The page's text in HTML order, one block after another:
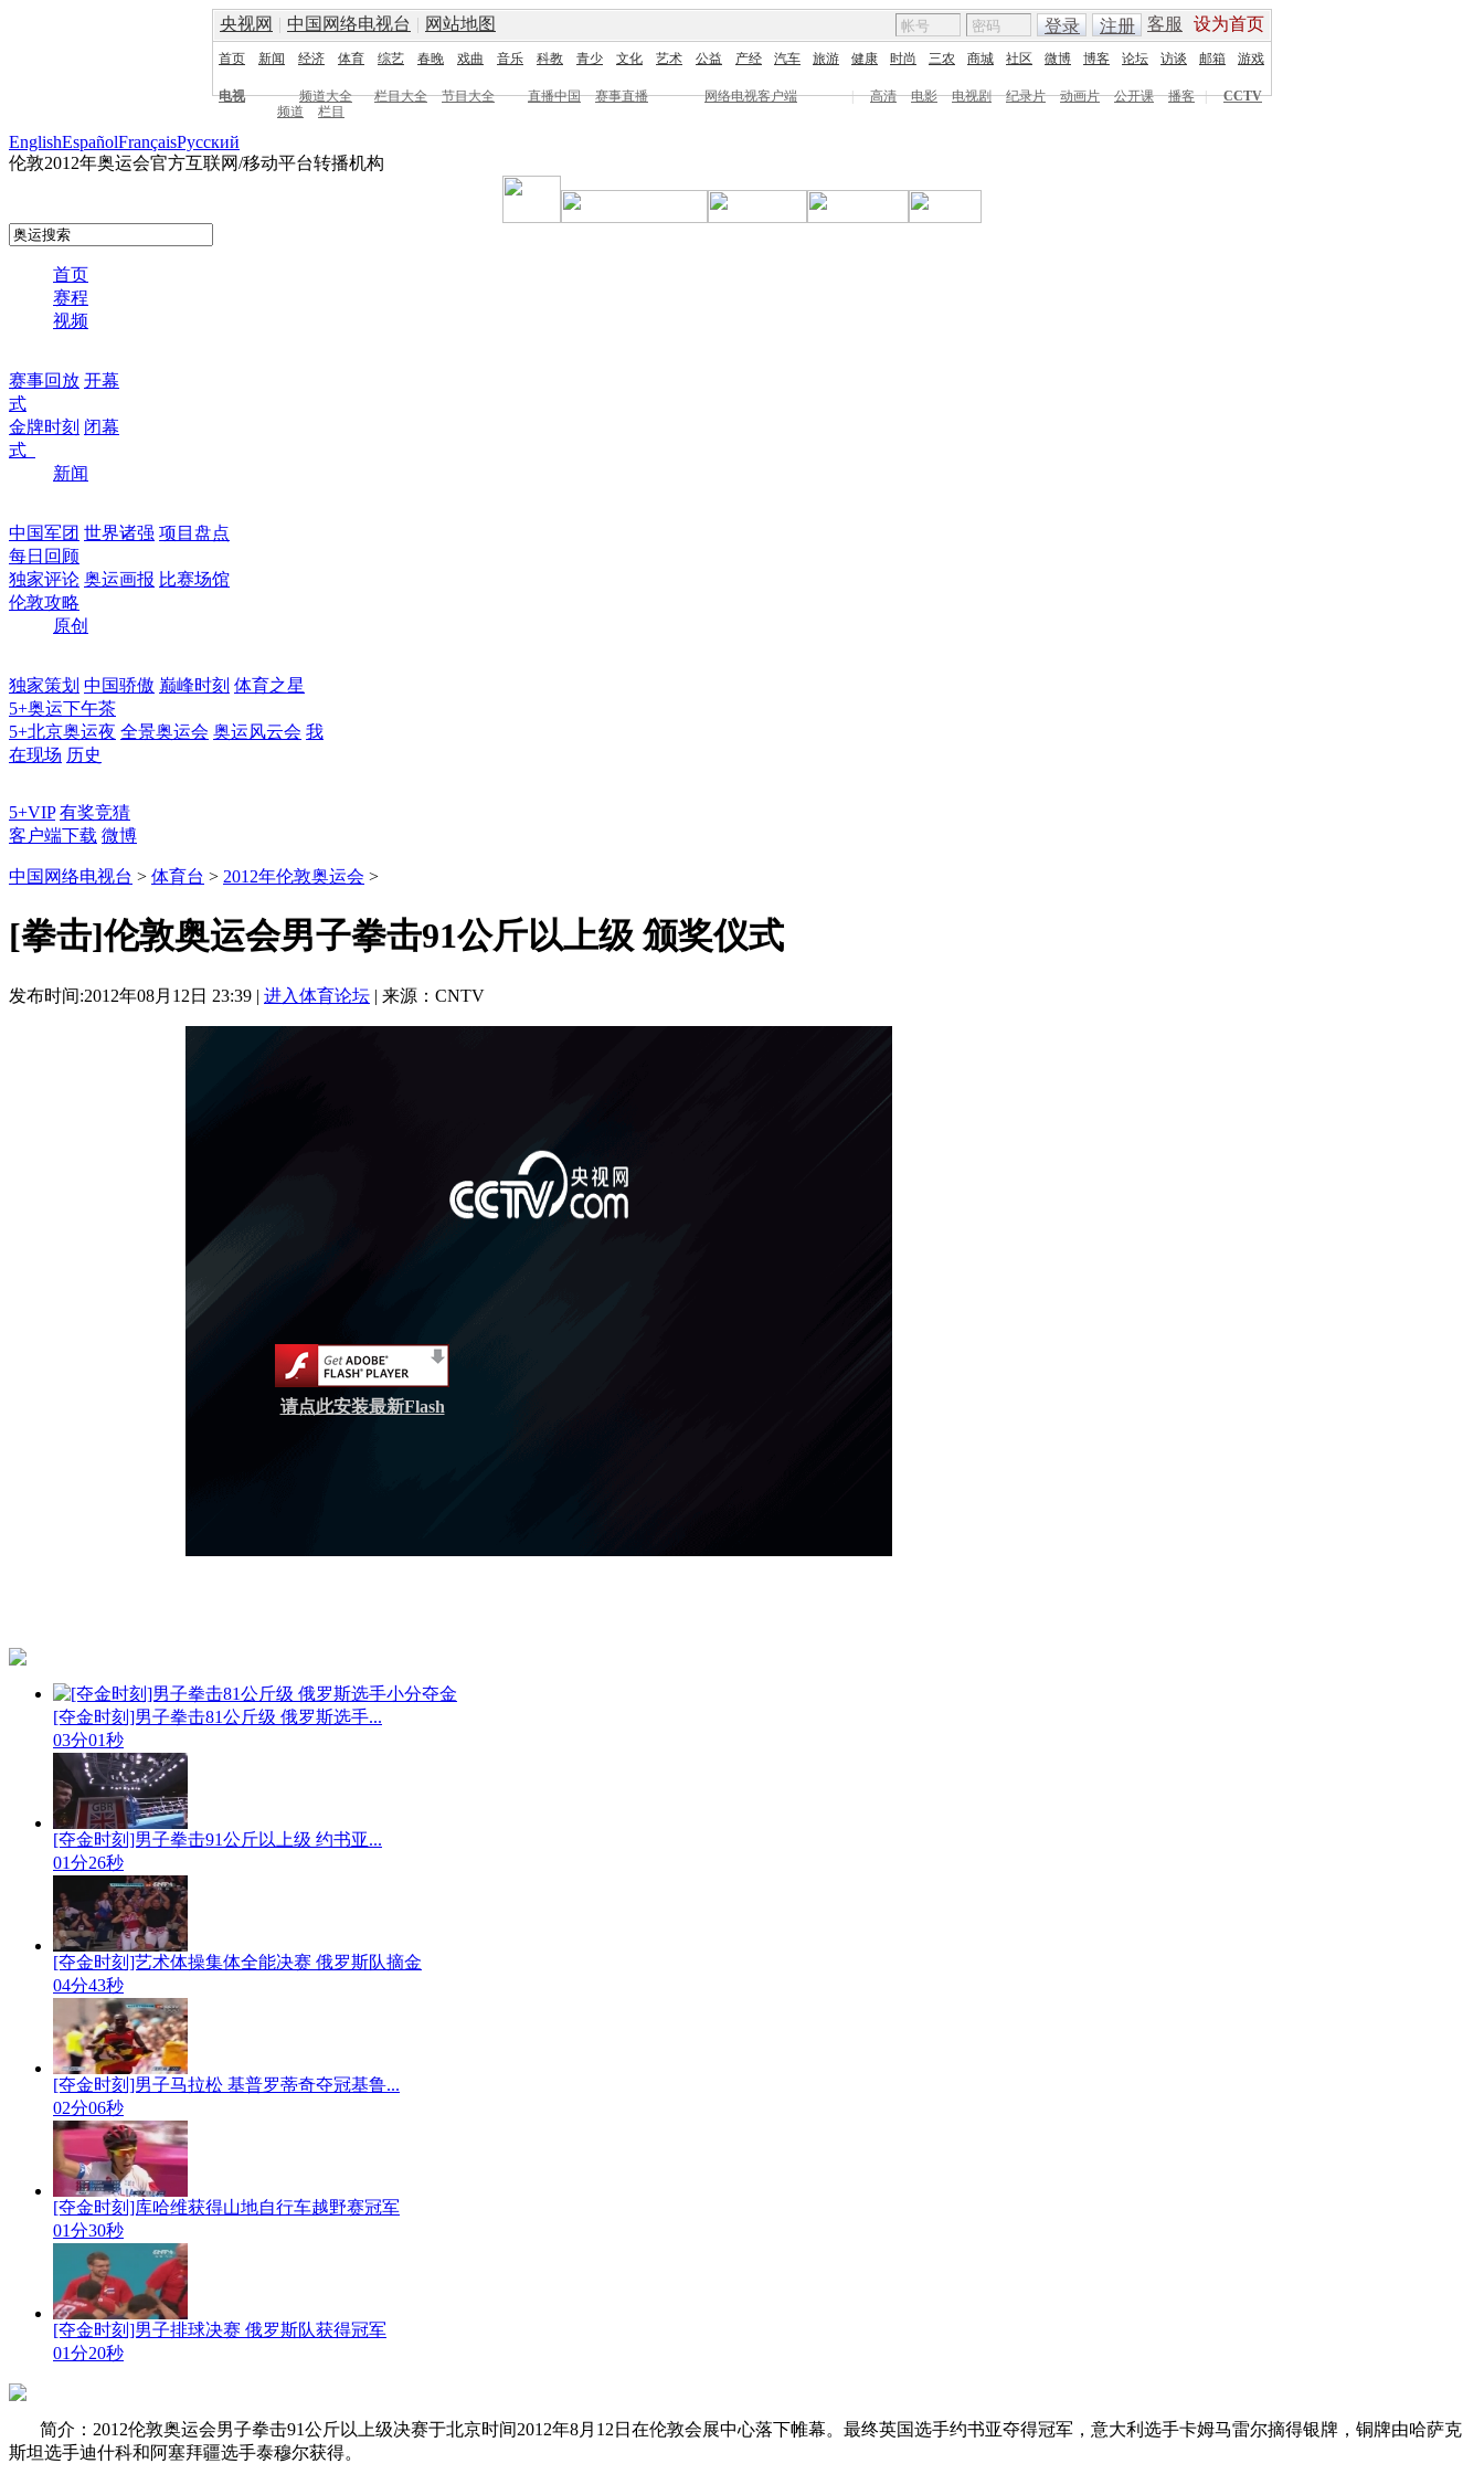
央视网 | 中国网络电视台 | 网站地图 客服 设为首页
登录 注册
首页 新闻 经济 体育 综艺 春晚 戏曲 音乐 科教 青少 文化 艺术 公益 产经 汽车 旅游 健康 时尚 三农 商城 社区 微博 博客 论坛 访谈 邮箱 游戏
电视 频道大全 栏目大全 节目大全 直播中国 赛事直播 网络电视客户端 | 高清 电影 电视剧 纪录片 动画片 公开课 播客 |
CCTV
频道
栏目
EnglishEspañolFrançaisPусский
伦敦2012年奥运会官方互联网/移动平台转播机构
首页
赛程
视频
赛事回放 开幕
式
金牌时刻 闭幕
式
新闻
中国军团 世界诸强 项目盘点
每日回顾
独家评论 奥运画报 比赛场馆
伦敦攻略
原创
独家策划 中国骄傲 巅峰时刻 体育之星
5+奥运下午茶
5+北京奥运夜 全景奥运会 奥运风云会 我
在现场 历史
5+VIP 有奖竞猜
客户端下载 微博
中国网络电视台 > 体育台 > 2012年伦敦奥运会 >
[拳击]伦敦奥运会男子拳击91公斤以上级 颁奖仪式
发布时间:2012年08月12日 23:39 | 进入体育论坛 | 来源：CNTV
请点此安装最新Flash
[夺金时刻]男子拳击81公斤级 俄罗斯选手...
03分01秒
[夺金时刻]男子拳击91公斤以上级 约书亚...
01分26秒
[夺金时刻]艺术体操集体全能决赛 俄罗斯队摘金
04分43秒
[夺金时刻]男子马拉松 基普罗蒂奇夺冠基鲁...
02分06秒
[夺金时刻]库哈维获得山地自行车越野赛冠军
01分30秒
[夺金时刻]男子排球决赛 俄罗斯队获得冠军
01分20秒
简介：2012伦敦奥运会男子拳击91公斤以上级决赛于北京时间2012年8月12日在伦敦会展中心落下帷幕。最终英国选手约书亚夺得冠军，意大利选手卡姆马雷尔摘得银牌，铜牌由哈萨克
斯坦选手迪什科和阿塞拜疆选手泰穆尔获得。